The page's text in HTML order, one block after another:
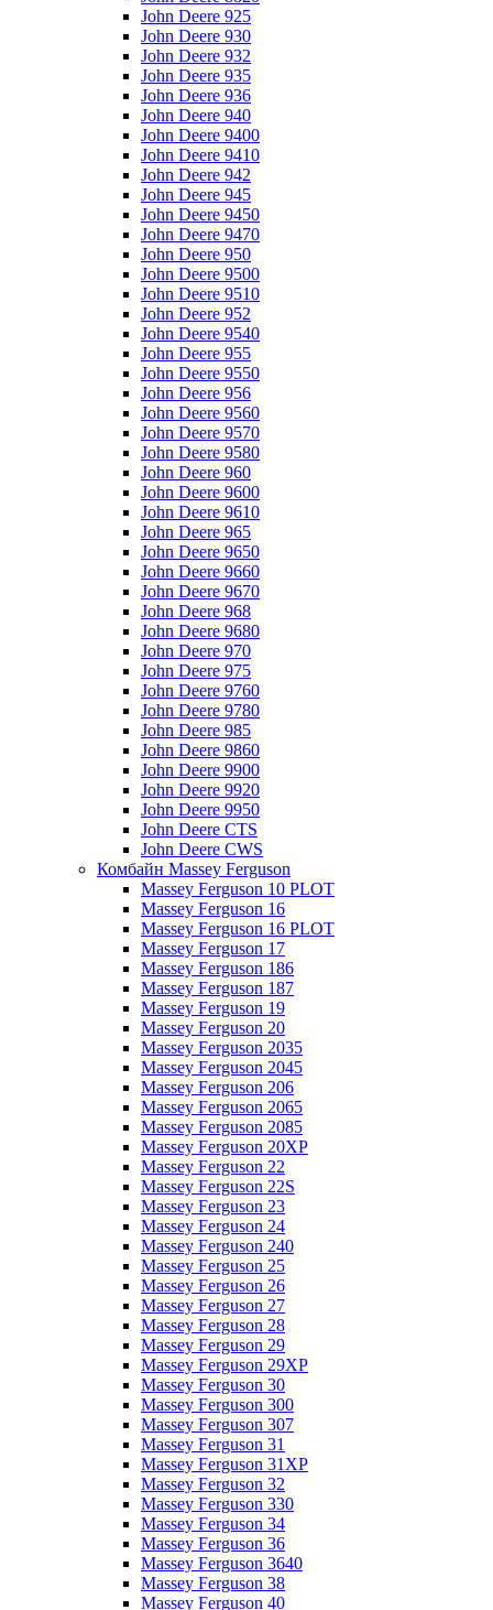
John Deere 925
John Deere 930
John Deere 932
John Deere 935
John Deere 936
John Deere 940
John Deere 9400
John Deere 9410
John Deere 942
John Deere 945
John Deere 9450
John Deere 9470
John Deere 950
John Deere 9500
John Deere 9510
John Deere 952
John Deere 9540
John Deere 955
John Deere 9550
John Deere 956
John Deere 9560
John Deere 9570
John Deere 9580
John Deere 960
John Deere 9600
John Deere 9610
John Deere 965
John Deere 9650
John Deere 9660
John Deere 9670
John Deere 968
John Deere 9680
John Deere 970
John Deere 975
John Deere 9760
John Deere 9780
John Deere 985
John Deere 9860
John Deere 9900
John Deere 9920
John Deere 9950
John Deere CTS
John Deere CWS
Комбайн Massey Ferguson
Massey Ferguson 10 PLOT
Massey Ferguson 16
Massey Ferguson 16 PLOT
Massey Ferguson 17
Massey Ferguson 186
Massey Ferguson 187
Massey Ferguson 19
Massey Ferguson 20
Massey Ferguson 2035
Massey Ferguson 2045
Massey Ferguson 206
Massey Ferguson 2065
Massey Ferguson 2085
Massey Ferguson 20XP
Massey Ferguson 22
Massey Ferguson 22S
Massey Ferguson 23
Massey Ferguson 24
Massey Ferguson 240
Massey Ferguson 25
Massey Ferguson 26
Massey Ferguson 27
Massey Ferguson 28
Massey Ferguson 29
Massey Ferguson 29XP
Massey Ferguson 30
Massey Ferguson 300
Massey Ferguson 307
Massey Ferguson 31
Massey Ferguson 31XP
Massey Ferguson 32
Massey Ferguson 330
Massey Ferguson 34
Massey Ferguson 36
Massey Ferguson 3640
Massey Ferguson 38
Massey Ferguson 40